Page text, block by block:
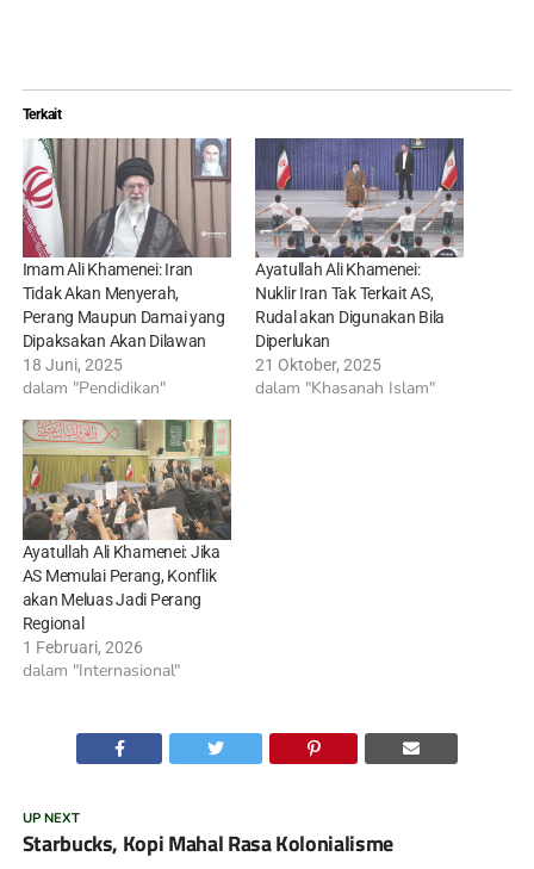
Terkait
Imam Ali Khamenei: Iran
Tidak Akan Menyerah,
Perang Maupun Damai yang
Dipaksakan Akan Dilawan
18 Juni, 2025
dalam "Pendidikan"
Ayatullah Ali Khamenei:
Nuklir Iran Tak Terkait AS,
Rudal akan Digunakan Bila
Diperlukan
21 Oktober, 2025
dalam "Khasanah Islam"
Ayatullah Ali Khamenei: Jika
AS Memulai Perang, Konflik
akan Meluas Jadi Perang
Regional
1 Februari, 2026
dalam "Internasional"
UP NEXT
Starbucks, Kopi Mahal Rasa Kolonialisme